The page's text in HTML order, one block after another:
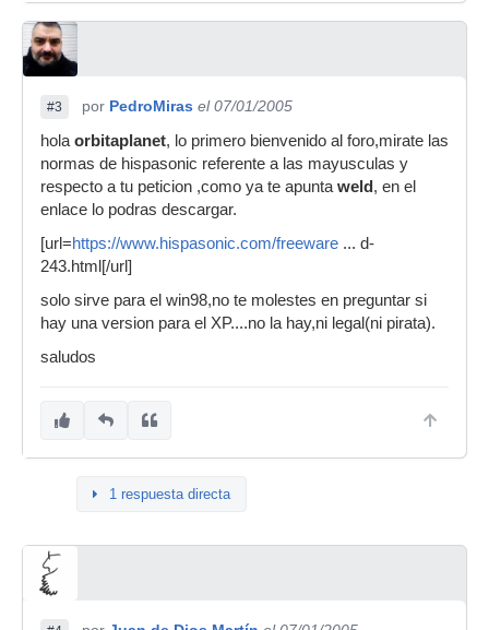
#3 por PedroMiras el 07/01/2005
hola orbitaplanet, lo primero bienvenido al foro,mirate las
normas de hispasonic referente a las mayusculas y
respecto a tu peticion ,como ya te apunta weld , en el
enlace lo podras descargar.
[url=https://www.hispasonic.com/freeware ... d-
243.html[/url]
solo sirve para el win98,no te molestes en preguntar si
hay una version para el XP....no la hay,ni legal(ni pirata).
saludos
1 respuesta directa